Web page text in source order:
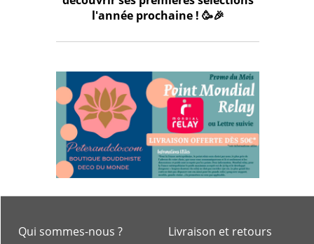
l'année prochaine ! 🥳🎉
Livraison et retours
Qui sommes-nous ?